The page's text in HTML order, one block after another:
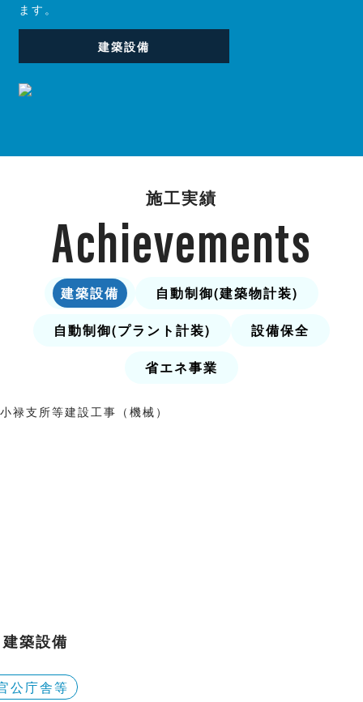
ます。
建築設備
施工実績
Achievements
建築設備
自動制御(建築物計装)
自動制御(プラント計装)
設備保全
省エネ事業
建築設備
公庁舎等